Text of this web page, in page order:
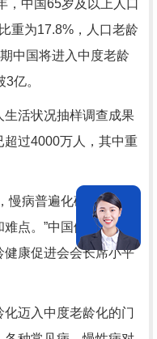
中国65岁及以上人口
重为17.8%，人口老龄
中国将进入中度老龄
亿。
活状况抽样调查成果
超过4000万人，其中重
病普遍化确实已成为
点。”中国健康促进基
康促进会会长席小平
迈入中度老龄化的门